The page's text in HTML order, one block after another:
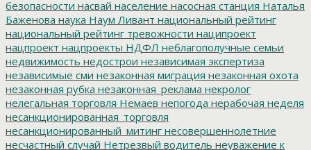
безопасности насвай население насосная станция Наталья
Баженова наука Наум Ливант национальный рейтинг
национальный рейтинг тревожности наципроект
нацпроект нацпроекты НДФЛ неблагополучные семьи
недвижимость недострои независимая экспертиза
независимые сми незаконная миграция незаконная охота
незаконная рубка незаконная_реклама некролог
нелегальная торговля Немаев непогода нерабочая неделя
несанкционированная_торговля
несанкционированный_митинг несовершеннолетние
несчастный случай Нетрезвый водитель неуважение к